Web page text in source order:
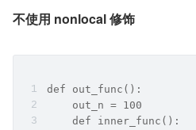
不使用 nonlocal 修饰
def out_func():
    out_n = 100
def